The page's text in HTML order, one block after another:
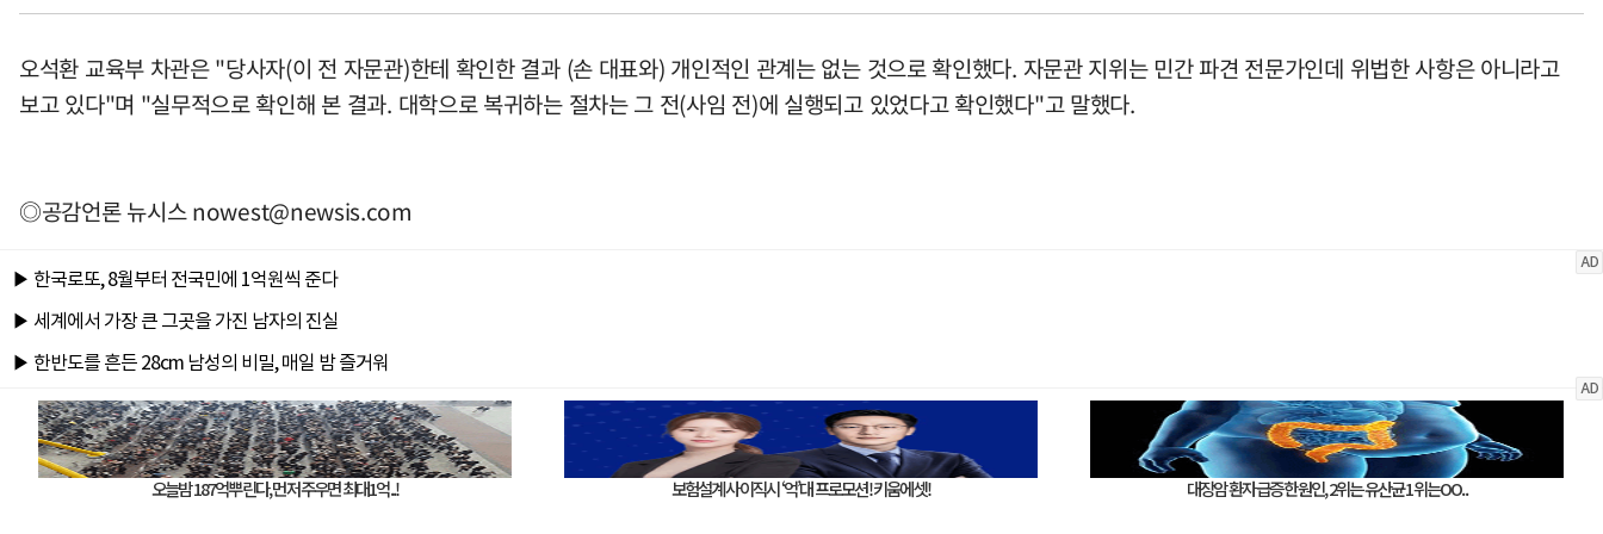
오석환 교육부 차관은 "당사자(이 전 자문관)한테 확인한 결과 (손 대표와) 개인적인 관계는 없는 것으로 확인했다. 자문관 지위는 민간 파견 전문가인데 위법한 사항은 아니라고
보고 있다"며 "실무적으로 확인해 본 결과. 대학으로 복귀하는 절차는 그 전(사임 전)에 실행되고 있었다고 확인했다"고 말했다.
◎공감언론 뉴시스nowest@newsis.com